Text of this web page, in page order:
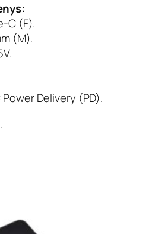
C (F).
(M).
Delivery (PD).